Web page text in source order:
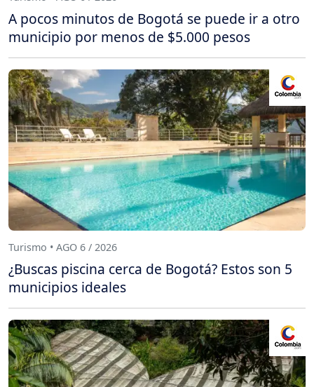
A pocos minutos de Bogotá se puede ir a otro
municipio por menos de $5.000 pesos
Turismo • AGO 6 / 2026
¿Buscas piscina cerca de Bogotá? Estos son 5
municipios ideales